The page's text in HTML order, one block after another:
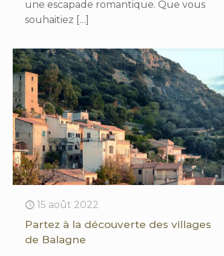
une escapade romantique. Que vous
souhaitiez […]
15 août 2022
Partez à la découverte des villages
de Balagne